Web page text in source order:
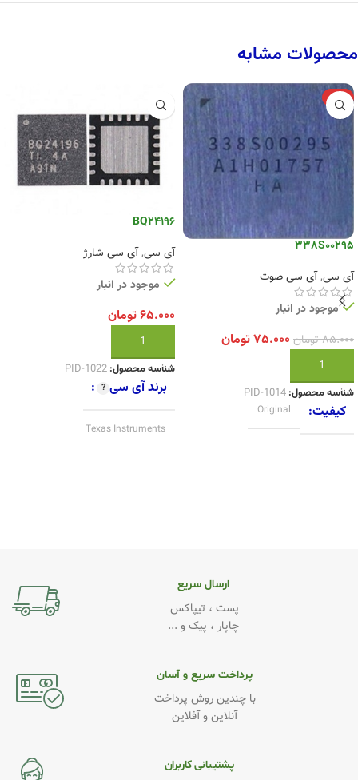
محصولات مشابه
-12%
338S00295
آی سی,آی سی صوت
موجود در انبار
۸۵.۰۰۰تومان ۷۵.۰۰۰تومان
افزودن به سبد خرید
شناسه محصول: PID-1014
کیفیت Original
BQ24196
آی سی,آی سی شارژ
موجود در انبار
۶۵.۰۰۰تومان
افزودن به سبد خرید
شناسه محصول: PID-1022
برند آی سی
Texas Instruments
ارسال سریع
پست ، تیپاکس
چاپار ، پیک و ...
پرداخت سریع و آسان
با چندین روش پرداخت
آنلاین و آفلاین
پشتیبانی کاربران